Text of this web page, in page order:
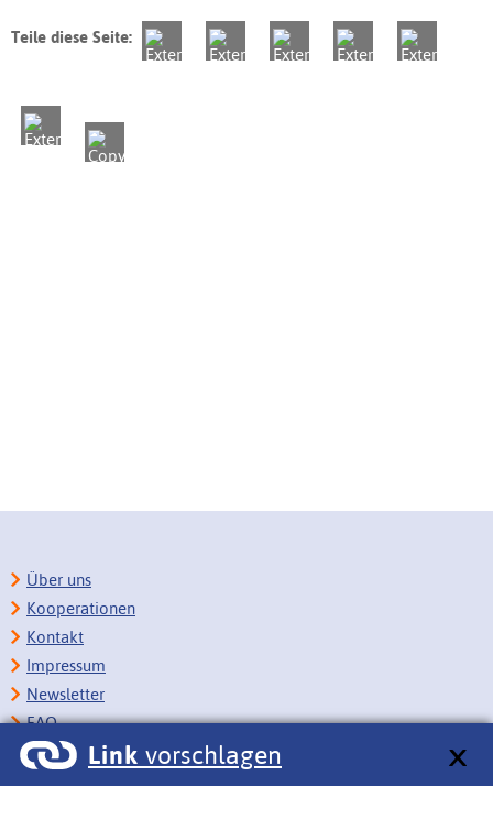
Teile diese Seite:
Link vorschlagen
Über uns
Kooperationen
Kontakt
Impressum
Newsletter
FAQ
Copyright